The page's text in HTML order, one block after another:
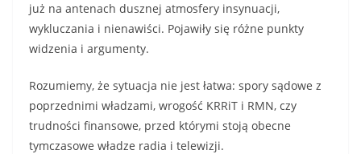
już na antenach dusznej atmosfery insynuacji,
wykluczania i nienawiści. Pojawiły się różne punkty
widzenia i argumenty.
Rozumiemy, że sytuacja nie jest łatwa: spory sądowe z
poprzednimi władzami, wrogość KRRiT i RMN, czy
trudności finansowe, przed którymi stoją obecne
tymczasowe władze radia i telewizji.